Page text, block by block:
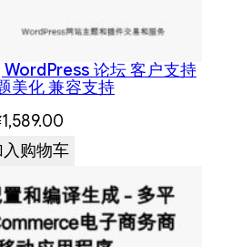
论坛 客户支持
美化 兼容支持
1,589.00
入购物车